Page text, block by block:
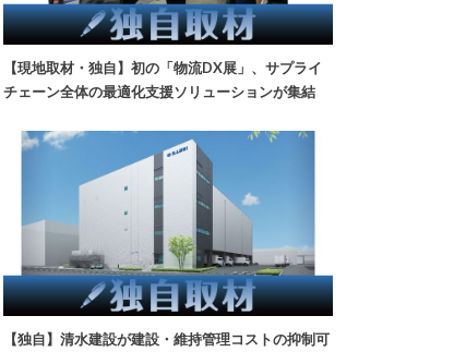
【現地取材・独自】初の「物流DX展」、サプライ
チェーン全体の最適化支援ソリューションが集結
【独自】清水建設が建設・維持管理コストの抑制可